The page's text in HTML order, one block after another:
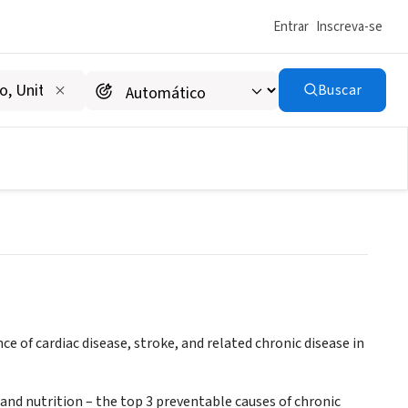
Entrar Inscreva-se
Buscar
Inc.
of cardiac disease, stroke, and related chronic disease in
nutrition – the top 3 preventable causes of chronic